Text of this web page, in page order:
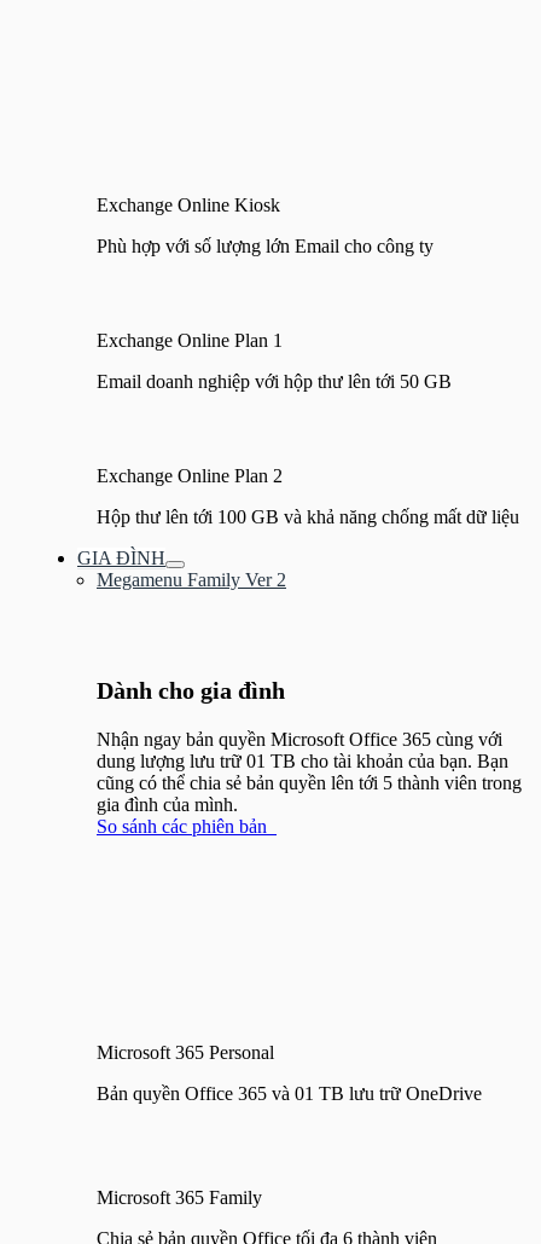
Exchange Online Kiosk
Phù hợp với số lượng lớn Email cho công ty
Exchange Online Plan 1
Email doanh nghiệp với hộp thư lên tới 50 GB
Exchange Online Plan 2
Hộp thư lên tới 100 GB và khả năng chống mất dữ liệu
GIA ĐÌNH
Bật/tắt
Menu
Megamenu Family Ver 2
Dành cho gia đình​
Nhận ngay bản quyền Microsoft Office 365 cùng với
dung lượng lưu trữ 01 TB cho tài khoản của bạn. Bạn
cũng có thể chia sẻ bản quyền lên tới 5 thành viên trong
gia đình của mình.
So sánh các phiên bản
Microsoft 365 Personal
Bản quyền Office 365 và 01 TB lưu trữ OneDrive
Microsoft 365 Family
Chia sẻ bản quyền Office tối đa 6 thành viên